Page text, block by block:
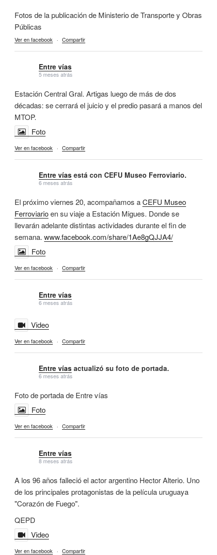
Fotos de la publicación de Ministerio de Transporte y Obras
Públicas
Ver en facebook · Compartir
Entre vías
5 meses atrás
Estación Central Gral. Artigas luego de más de dos
décadas: se cerrará el juicio y el predio pasará a manos del
MTOP.
Foto
Ver en facebook · Compartir
Entre vías está con CEFU Museo Ferroviario.
6 meses atrás
El próximo viernes 20, acompañamos aCEFU Museo
Ferroviarioen su viaje a Estación Migues. Donde se
llevarán adelante distintas actividades durante el fin de
semana. www.facebook.com/share/1Ae8gQJJA4/
Foto
Ver en facebook · Compartir
Entre vías
6 meses atrás
Video
Ver en facebook · Compartir
Entre vías actualizó su foto de portada.
6 meses atrás
Foto de portada de Entre vías
Foto
Ver en facebook · Compartir
Entre vías
8 meses atrás
A los 96 años falleció el actor argentino Hector Alterio. Uno
de los principales protagonistas de la película uruguaya
"Corazón de Fuego".
QEPD
Video
Ver en facebook · Compartir